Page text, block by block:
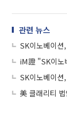
관련 뉴스